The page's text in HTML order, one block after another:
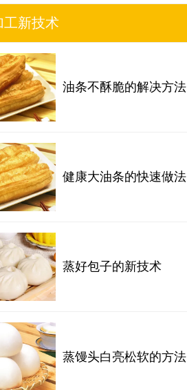
工新技术
油条不酥脆的解决方法
健康大油条的快速做法
蒸好包子的新技术
蒸馒头白亮松软的方法